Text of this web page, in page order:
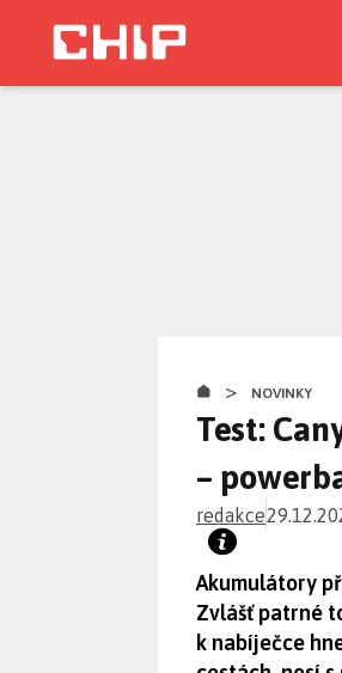
> NOVINKY
Test:
–
redakce
Akumulátory
Zvlášť patrné
k nabíječce